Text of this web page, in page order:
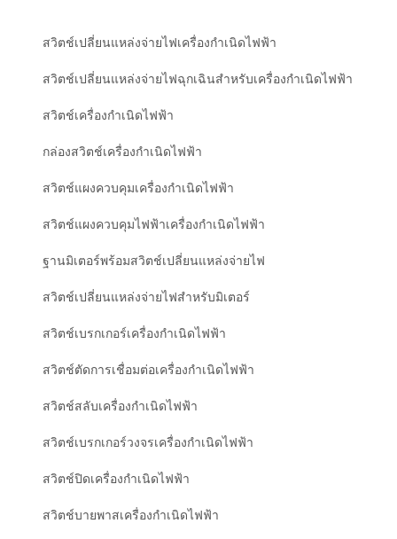
สวิตช์เปลี่ยนแหล่งจ่ายไฟเครื่องกำเนิดไฟฟ้า
สวิตช์เปลี่ยนแหล่งจ่ายไฟฉุกเฉินสำหรับเครื่องกำเนิดไฟฟ้า
สวิตช์เครื่องกำเนิดไฟฟ้า
กล่องสวิตช์เครื่องกำเนิดไฟฟ้า
สวิตช์แผงควบคุมเครื่องกำเนิดไฟฟ้า
สวิตช์แผงควบคุมไฟฟ้าเครื่องกำเนิดไฟฟ้า
ฐานมิเตอร์พร้อมสวิตช์เปลี่ยนแหล่งจ่ายไฟ
สวิตช์เปลี่ยนแหล่งจ่ายไฟสำหรับมิเตอร์
สวิตช์เบรกเกอร์เครื่องกำเนิดไฟฟ้า
สวิตช์ตัดการเชื่อมต่อเครื่องกำเนิดไฟฟ้า
สวิตช์สลับเครื่องกำเนิดไฟฟ้า
สวิตช์เบรกเกอร์วงจรเครื่องกำเนิดไฟฟ้า
สวิตช์ปิดเครื่องกำเนิดไฟฟ้า
สวิตช์บายพาสเครื่องกำเนิดไฟฟ้า